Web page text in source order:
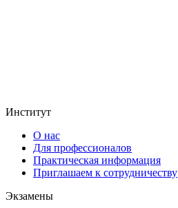
Институт
О нас
Для профессионалов
Практическая информация
Приглашаем к сотрудничеству
Экзамены